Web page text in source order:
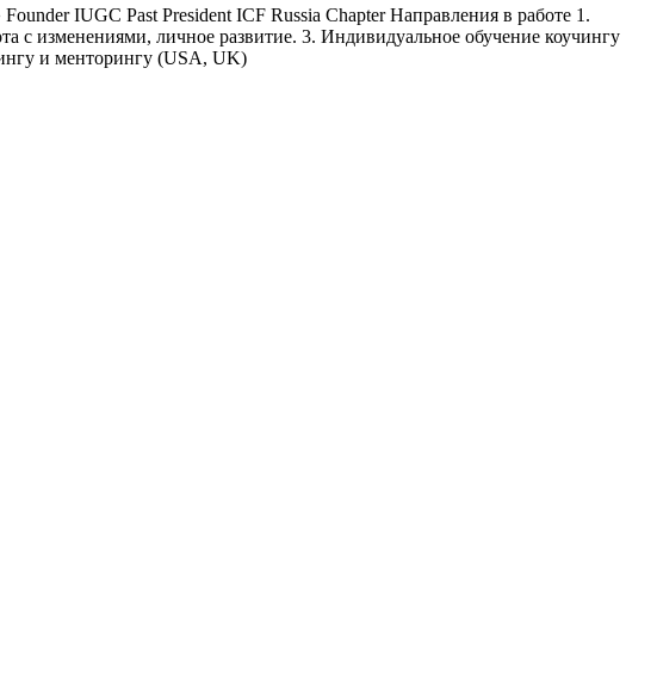
IUGC Past President ICF Russia Chapter Направления в работе 1.
с изменениями, личное развитие. 3. Индивидуальное обучение коучингу
и менторингу (USA, UK)